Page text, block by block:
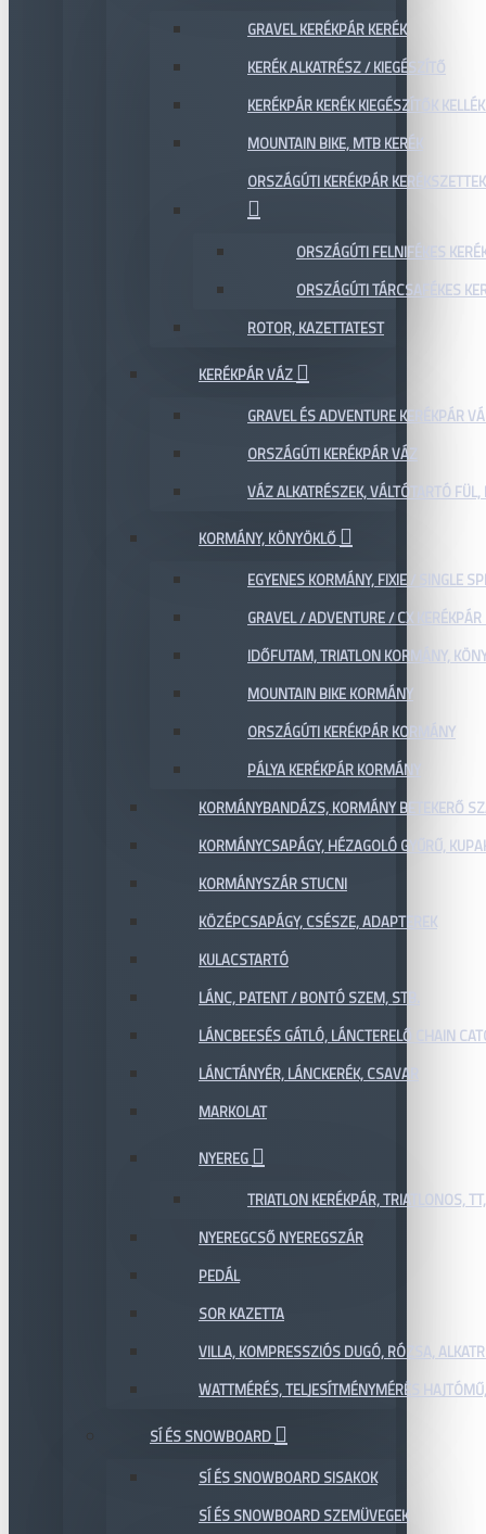
GRAVEL KERÉKPÁR KERÉK
KERÉK ALKATRÉSZ / KIEGÉSZÍTŐ
KERÉKPÁR KERÉK KIEGÉSZÍTŐK
MOUNTAIN BIKE, MTB KERÉK
ORSZÁGÚTI KERÉKPÁR KERÉKSZETTEK
ORSZÁGÚTI FELNIFÉKES
ORSZÁGÚTI TÁRCSAFÉKES
ROTOR, KAZETTATEST
KERÉKPÁR VÁZ
GRAVEL ÉS ADVENTURE KERÉKPÁR
ORSZÁGÚTI KERÉKPÁR VÁZ
VÁZ ALKATRÉSZEK, VÁLTÓTARTÓ FÜL,
KORMÁNY, KÖNYÖKLŐ
EGYENES KORMÁNY, FIXIE / SINGLE
GRAVEL / ADVENTURE / CX
IDŐFUTAM, TRIATLON KORMÁNY,
MOUNTAIN BIKE KORMÁNY
ORSZÁGÚTI KERÉKPÁR KORMÁNY
PÁLYA KERÉKPÁR KORMÁNY
KORMÁNYBANDÁZS, KORMÁNY BETEKERŐ
KORMÁNYCSAPÁGY, HÉZAGOLÓ GYŰRŰ,
KORMÁNYSZÁR STUCNI
KÖZÉPCSAPÁGY, CSÉSZE, ADAPTEREK
KULACSTARTÓ
LÁNC, PATENT / BONTÓ SZEM, STB.
LÁNCBEESÉS GÁTLÓ, LÁNCTERELŐ CHAIN
LÁNCTÁNYÉR, LÁNCKERÉK, CSAVAR
MARKOLAT
NYEREG
TRIATLON KERÉKPÁR, TRIATLONOS,
NYEREGCSŐ NYEREGSZÁR
PEDÁL
SOR KAZETTA
VILLA, KOMPRESSZIÓS DUGÓ, RÓZSA,
WATTMÉRÉS, TELJESÍTMÉNYMÉRÉS
SÍ ÉS SNOWBOARD
SÍ ÉS SNOWBOARD SISAKOK
SÍ ÉS SNOWBOARD SZEMÜVEGEK